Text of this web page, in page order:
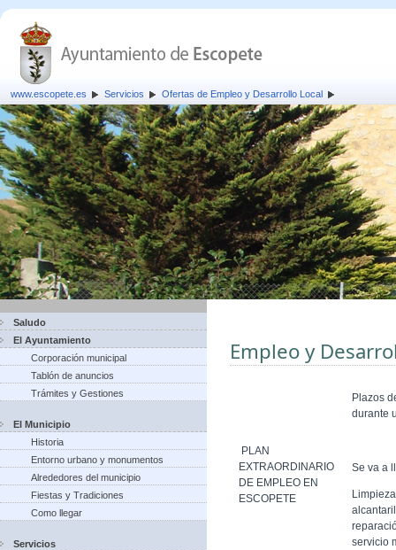
www.escopete.es Servicios Ofertas de Empleo y Desarrollo Local
Saludo
El Ayuntamiento
Corporación municipal
Tablón de anuncios
Trámites y Gestiones
El Municipio
Historia
Entorno urbano y monumentos
Alrededores del municipio
Fiestas y Tradiciones
Como llegar
Servicios
Empleo y
PLAN
EXTRAORDINARIO
DE EMPLEO EN
ESCOPETE
Plazos
durante
Se va a
servicio